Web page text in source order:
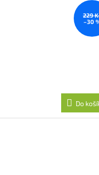
229
–30
Do